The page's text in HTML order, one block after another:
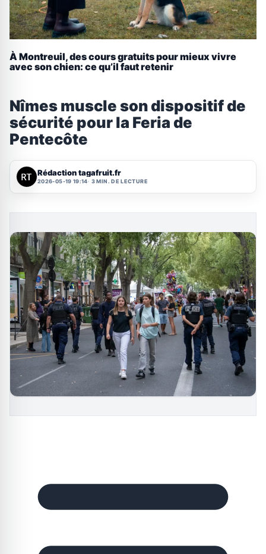
À Montreuil, des cours gratuits pour mieux vivre
avec son chien: ce qu’il faut retenir
Nîmes muscle son dispositif de
sécurité pour la Feria de
Pentecôte
Rédaction tagafruit.fr
2026-05-19 19:14 3 MIN. DE LECTURE